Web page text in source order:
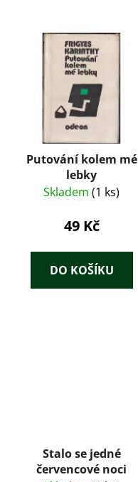
Putování kolem mé
lebky
Skladem (1 ks)
49 Kč
DO KOŠÍKU
Stalo se jedné
červencové noci